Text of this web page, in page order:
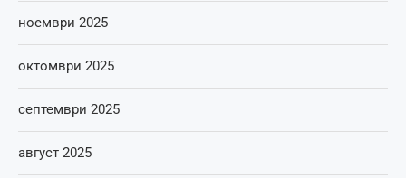
ноември 2025
октомври 2025
септември 2025
август 2025